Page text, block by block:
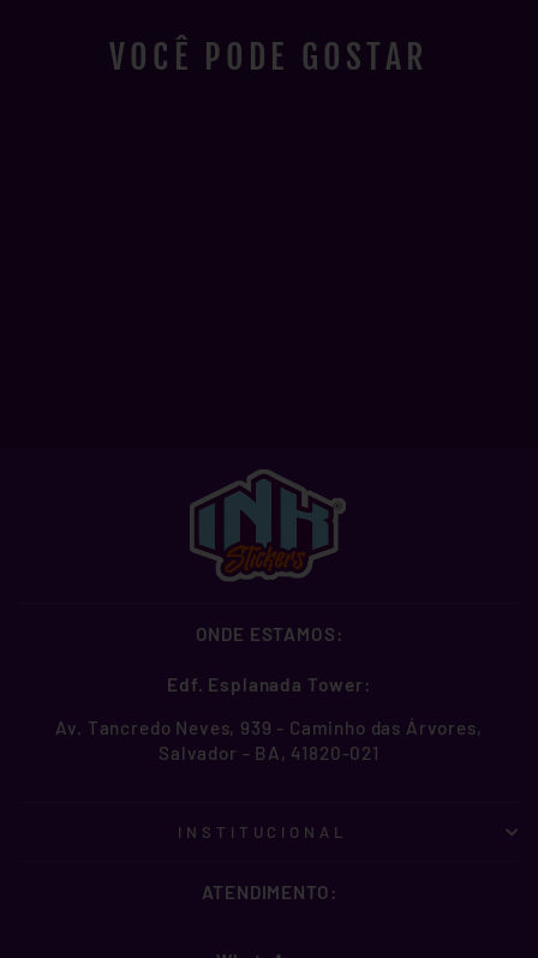
VOCÊ PODE GOSTAR
ONDE ESTAMOS:
Edf. Esplanada Tower:
Av. Tancredo Neves, 939 - Caminho das Árvores,
Salvador - BA, 41820-021
INSTITUCIONAL
ATENDIMENTO: